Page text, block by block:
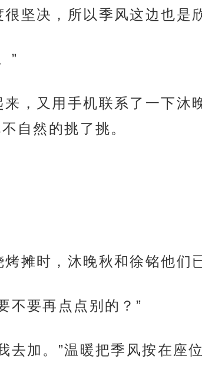
坚决，所以季风这边也是
”
，又用手机联系了一下沐
自然的挑了挑。
摊时，沐晚秋和徐铭他们
不要再点点别的？”
去加。”温暖把季风按在座